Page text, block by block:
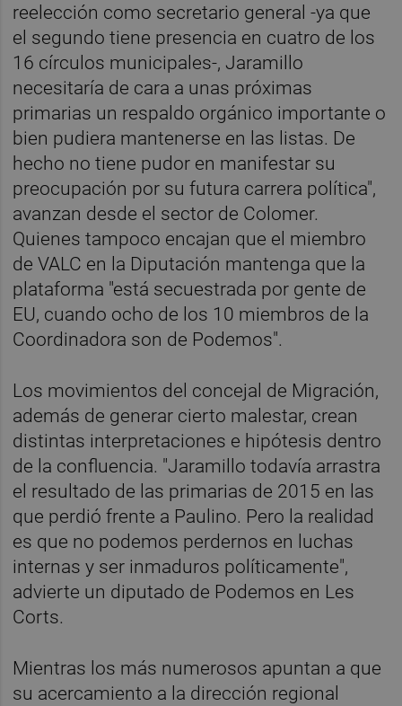
reelección como secretario general -ya que
el segundo tiene presencia en cuatro de los
16 círculos municipales-, Jaramillo
necesitaría de cara a unas próximas
primarias un respaldo orgánico importante o
bien pudiera mantenerse en las listas. De
hecho no tiene pudor en manifestar su
preocupación por su futura carrera política",
avanzan desde el sector de Colomer.
Quienes tampoco encajan que el miembro
de VALC en la Diputación mantenga que la
plataforma "está secuestrada por gente de
EU, cuando ocho de los 10 miembros de la
Coordinadora son de Podemos".
Los movimientos del concejal de Migración,
además de generar cierto malestar, crean
distintas interpretaciones e hipótesis dentro
de la confluencia. "Jaramillo todavía arrastra
el resultado de las primarias de 2015 en las
que perdió frente a Paulino. Pero la realidad
es que no podemos perdernos en luchas
internas y ser inmaduros políticamente",
advierte un diputado de Podemos en Les
Corts.
Mientras los más numerosos apuntan a que
su acercamiento a la dirección regional